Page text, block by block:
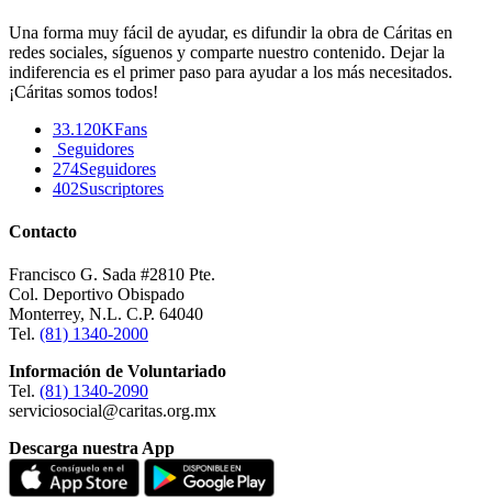
Una forma muy fácil de ayudar, es difundir la obra de Cáritas en
redes sociales, síguenos y comparte nuestro contenido. Dejar la
indiferencia es el primer paso para ayudar a los más necesitados.
¡Cáritas somos todos!
33.120KFans
Seguidores
274Seguidores
402Suscriptores
Contacto
Francisco G. Sada #2810 Pte.
Col. Deportivo Obispado
Monterrey, N.L. C.P. 64040
Tel. (81) 1340-2000
Información de Voluntariado
Tel. (81) 1340-2090
serviciosocial@caritas.org.mx
Descarga nuestra App